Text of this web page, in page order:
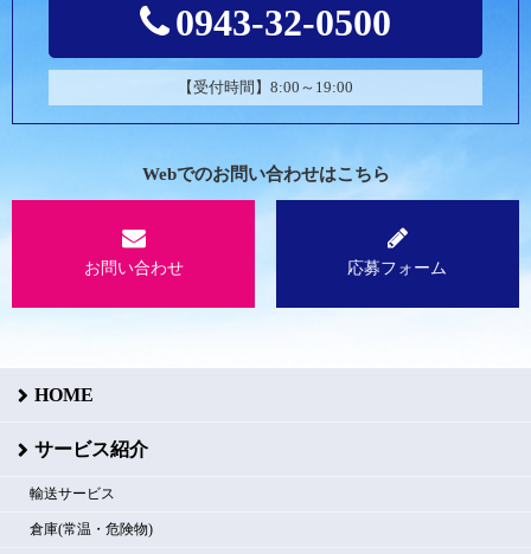
0943-32-0500
【受付時間】8:00～19:00
Webでのお問い合わせはこちら
お問い合わせ 応募フォーム
HOME
サービス紹介
輸送サービス
倉庫(常温・危険物)